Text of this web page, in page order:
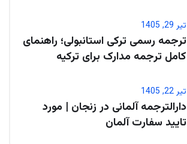
تیر 29, 1405
ترجمه رسمی ترکی استانبولی؛ راهنمای
کامل ترجمه مدارک برای ترکیه
تیر 22, 1405
دارالترجمه آلمانی در زنجان | مورد
تایید سفارت آلمان